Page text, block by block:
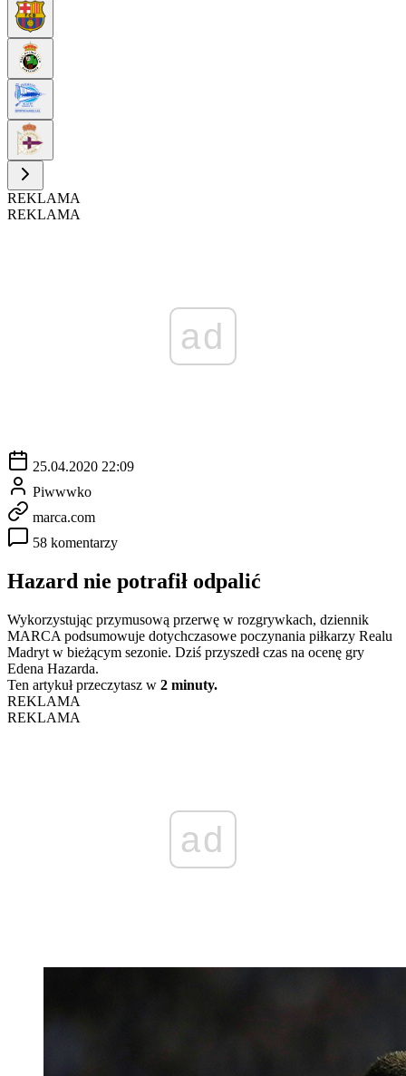
REKLAMA
REKLAMA
ad
25.04.2020 22:09
Piwwwko
marca.com
58 komentarzy
Hazard nie potrafił odpalić
Wykorzystując przymusową przerwę w rozgrywkach, dziennik
MARCA podsumowuje dotychczasowe poczynania piłkarzy Realu
Madryt w bieżącym sezonie. Dziś przyszedł czas na ocenę gry
Edena Hazarda.
Ten artykuł przeczytasz w 2 minuty.
REKLAMA
REKLAMA
ad